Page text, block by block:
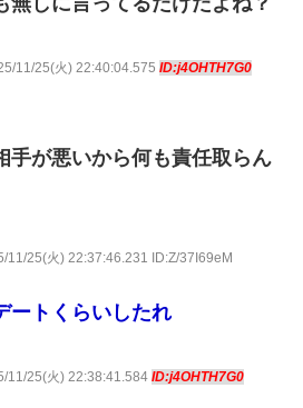
11/25(火) 22:40:04.575 ID:j4OHTH7G0
手が悪いから何も責任取らん
11/25(火) 22:37:46.231 ID:Z/37I69eM
ートくらいしたれ
11/25(火) 22:38:41.584 ID:j4OHTH7G0